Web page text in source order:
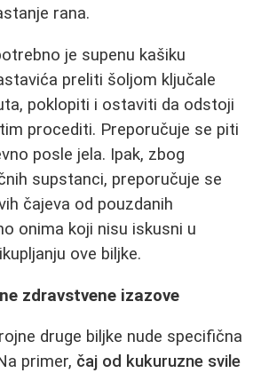
rana.
je supenu kašiku
preliti šoljom ključale
poklopiti i ostaviti da odstoji
procediti. Preporučuje se piti
posle jela. Ipak, zbog
supstanci, preporučuje se
čajeva od pouzdanih
onima koji nisu iskusni u
ove biljke.
zdravstvene izazove
druge biljke nude specifična
primer, čaj od kukuruzne svile